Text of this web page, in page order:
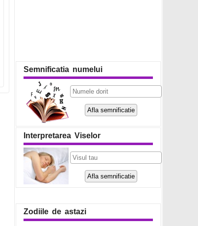
Semnificatia numelui
Interpretarea Viselor
Zodiile de astazi